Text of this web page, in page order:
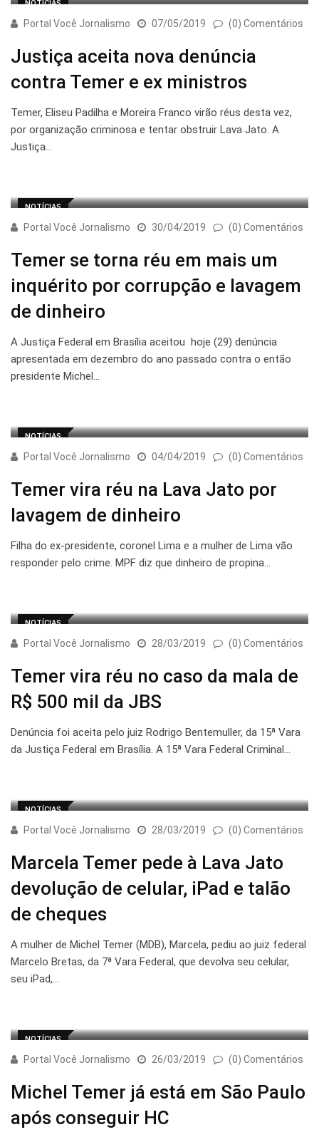
NOTÍCIAS
Portal Você Jornalismo 07/05/2019 (0) Comentários
Justiça aceita nova denúncia
contra Temer e ex ministros
Temer, Eliseu Padilha e Moreira Franco virão réus desta vez,
por organização criminosa e tentar obstruir Lava Jato. A
Justiça…
NOTÍCIAS
Portal Você Jornalismo 30/04/2019 (0) Comentários
Temer se torna réu em mais um
inquérito por corrupção e lavagem
de dinheiro
A Justiça Federal em Brasília aceitou hoje (29) denúncia
apresentada em dezembro do ano passado contra o então
presidente Michel…
NOTÍCIAS
Portal Você Jornalismo 04/04/2019 (0) Comentários
Temer vira réu na Lava Jato por
lavagem de dinheiro
Filha do ex-presidente, coronel Lima e a mulher de Lima vão
responder pelo crime. MPF diz que dinheiro de propina…
NOTÍCIAS
Portal Você Jornalismo 28/03/2019 (0) Comentários
Temer vira réu no caso da mala de
R$ 500 mil da JBS
Denúncia foi aceita pelo juiz Rodrigo Bentemuller, da 15ª Vara
da Justiça Federal em Brasília. A 15ª Vara Federal Criminal…
NOTÍCIAS
Portal Você Jornalismo 28/03/2019 (0) Comentários
Marcela Temer pede à Lava Jato
devolução de celular, iPad e talão
de cheques
A mulher de Michel Temer (MDB), Marcela, pediu ao juiz federal
Marcelo Bretas, da 7ª Vara Federal, que devolva seu celular,
seu iPad,…
NOTÍCIAS
Portal Você Jornalismo 26/03/2019 (0) Comentários
Michel Temer já está em São Paulo
após conseguir HC